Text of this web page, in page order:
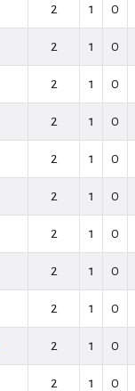
2 1 0
2 1 0
2 1 0
2 1 0
2 1 0
2 1 0
2 1 0
2 1 0
2 1 0
2 1 0
2 1 0